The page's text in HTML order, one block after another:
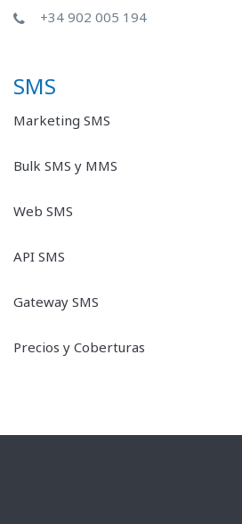
+34 902 005 194
SMS
Marketing SMS
Bulk SMS y MMS
Web SMS
API SMS
Gateway SMS
Precios y Coberturas